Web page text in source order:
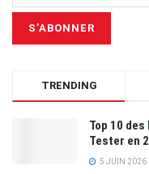
TRENDING
Top 10
Tester en
5 JUIN 2026